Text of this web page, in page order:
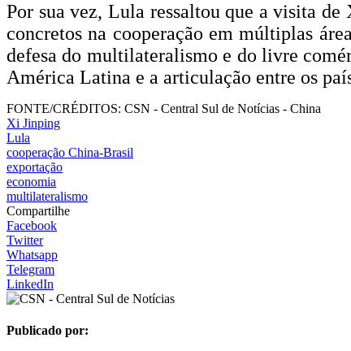
Por sua vez, Lula ressaltou que a visita
concretos na cooperação em múltiplas
defesa do multilateralismo e do livre
América Latina e a articulação entre os
FONTE/CRÉDITOS: CSN - Central Sul de Notícias - China
Xi Jinping
Lula
cooperação China-Brasil
exportação
economia
multilateralismo
Compartilhe
Facebook
Twitter
Whatsapp
Telegram
LinkedIn
Publicado por: